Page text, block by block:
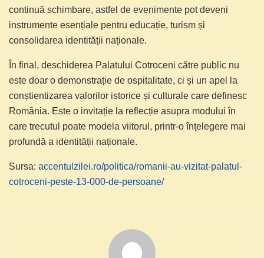
continuă schimbare, astfel de evenimente pot deveni
instrumente esențiale pentru educație, turism și
consolidarea identității naționale.
În final, deschiderea Palatului Cotroceni către public nu
este doar o demonstrație de ospitalitate, ci și un apel la
conștientizarea valorilor istorice și culturale care definesc
România. Este o invitație la reflecție asupra modului în
care trecutul poate modela viitorul, printr-o înțelegere mai
profundă a identității naționale.
Sursa: accentulzilei.ro/politica/romanii-au-vizitat-palatul-
cotroceni-peste-13-000-de-persoane/